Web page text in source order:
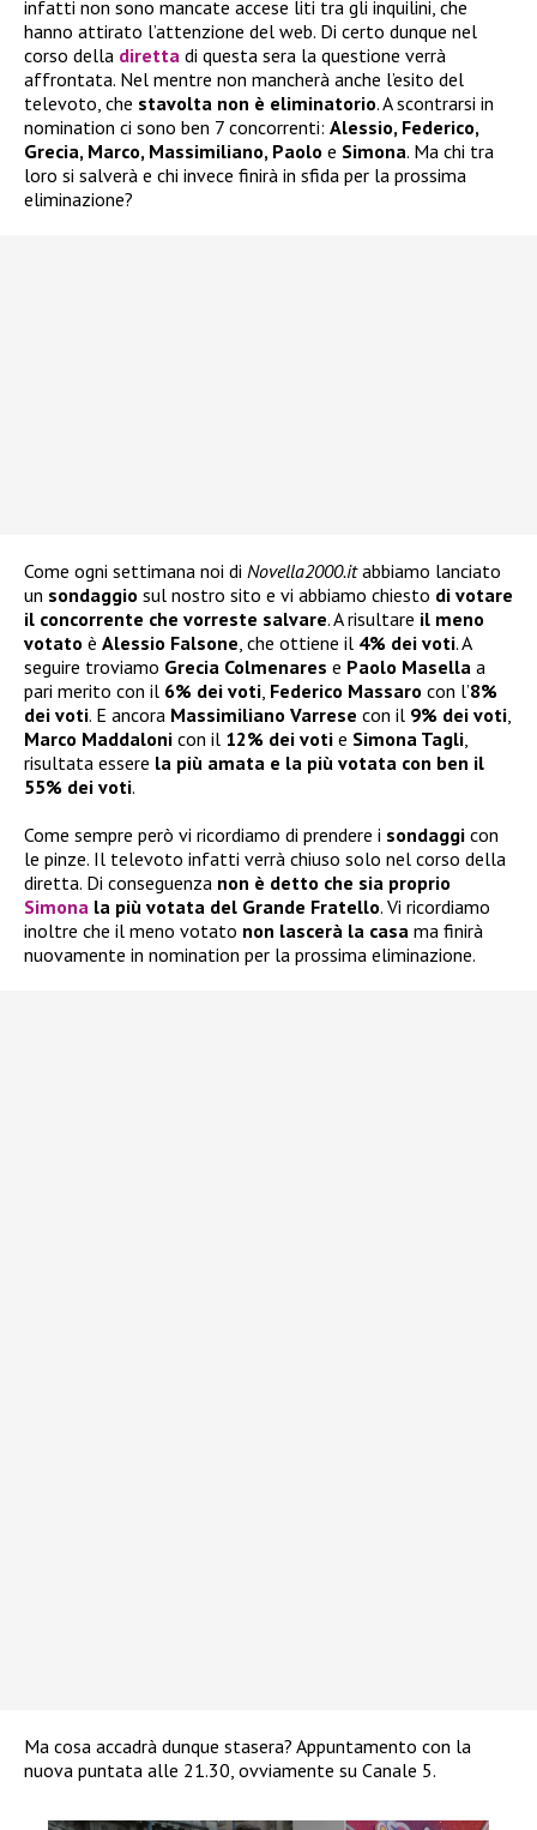
infatti non sono mancate accese liti tra gli inquilini, che
hanno attirato l’attenzione del web. Di certo dunque nel
corso della diretta di questa sera la questione verrà
affrontata. Nel mentre non mancherà anche l’esito del
televoto, che stavolta non è eliminatorio. A scontrarsi in
nomination ci sono ben 7 concorrenti: Alessio, Federico,
Grecia, Marco, Massimiliano, Paolo e Simona. Ma chi tra
loro si salverà e chi invece finirà in sfida per la prossima
eliminazione?
Come ogni settimana noi di Novella2000.itabbiamo lanciato
un sondaggio sul nostro sito e vi abbiamo chiesto di votare
il concorrente che vorreste salvare. A risultare il meno
votato è Alessio Falsone, che ottiene il 4% dei voti. A
seguire troviamo Grecia Colmenares e Paolo Masella a
pari merito con il 6% dei voti, Federico Massaro con l’8%
dei voti. E ancora Massimiliano Varrese con il 9% dei voti,
Marco Maddaloni con il 12% dei voti e Simona Tagli,
risultata essere la più amata e la più votata con ben il
55% dei voti.
Come sempre però vi ricordiamo di prendere i sondaggi con
le pinze. Il televoto infatti verrà chiuso solo nel corso della
diretta. Di conseguenza non è detto che sia proprio
Simona la più votata del Grande Fratello. Vi ricordiamo
inoltre che il meno votato non lascerà la casa ma finirà
nuovamente in nomination per la prossima eliminazione.
Ma cosa accadrà dunque stasera? Appuntamento con la
nuova puntata alle 21.30, ovviamente su Canale 5.